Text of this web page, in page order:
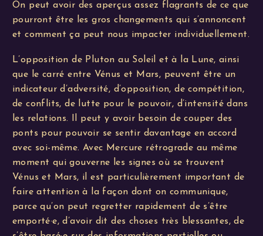
On peut avoir des aperçus assez flagrants de ce que
pourront être les gros changements qui s’annoncent
et comment ça peut nous impacter individuellement.
L’opposition de Pluton au Soleil et à la Lune, ainsi
que le carré entre Vénus et Mars, peuvent être un
indicateur d’adversité, d’opposition, de compétition,
de conflits, de lutte pour le pouvoir, d’intensité dans
les relations. Il peut y avoir besoin de couper des
ponts pour pouvoir se sentir davantage en accord
avec soi-même. Avec Mercure rétrograde au même
moment qui gouverne les signes où se trouvent
Vénus et Mars, il est particulièrement important de
faire attention à la façon dont on communique,
parce qu’on peut regretter rapidement de s’être
emporté·e, d’avoir dit des choses très blessantes, de